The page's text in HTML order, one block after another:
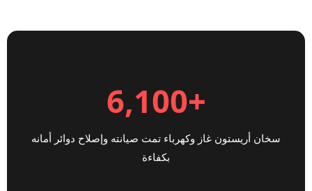
+6,100
سخان أريستون غاز وكهرباء تمت صيانته وإصلاح دوائر أمانه
بكفاءة